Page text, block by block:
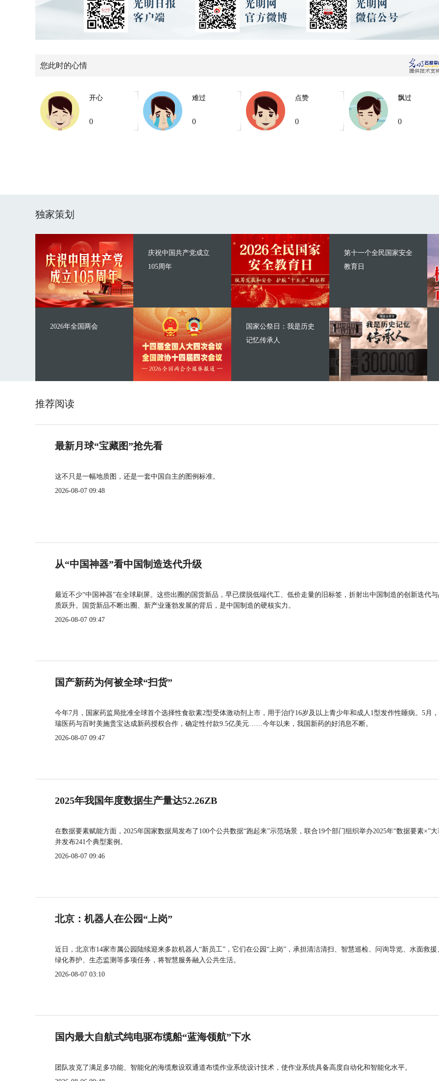
您此时的心情
开心
0
难过
0
点赞
0
飘过
0
独家策划
庆祝中国共产党成立
105周年
2026年全国两会
第十一个全民国家安全
教育日
国家公祭日：我是历史
记忆传承人
推荐阅读
最新月球“宝藏图”抢先看
这不只是一幅地质图，还是一套中国自主的图例标准。
2026-08-07 09:48
从“中国神器”看中国制造迭代升级
最近不少“中国神器”在全球刷屏。这些出圈的国货新品，早已摆脱低端代工、低价走量的旧标签，折射出中国制造的创新迭代
质跃升。国货新品不断出圈、新产业蓬勃发展的背后，是中国制造的硬核实力。
2026-08-07 09:47
国产新药为何被全球“扫货”
今年7月，国家药监局批准全球首个选择性食欲素2型受体激动剂上市，用于治疗16岁及以上青少年和成人1型发作性睡病。5月
瑞医药与百时美施贵宝达成新药授权合作，确定性付款9.5亿美元……今年以来，我国新药的好消息不断。
2026-08-07 09:47
2025年我国年度数据生产量达52.26ZB
在数据要素赋能方面，2025年国家数据局发布了100个公共数据“跑起来”示范场景，联合19个部门组织举办2025年“数据要素×”大
并发布241个典型案例。
2026-08-07 09:46
北京：机器人在公园“上岗”
近日，北京市14家市属公园陆续迎来多款机器人“新员工”，它们在公园“上岗”，承担清洁清扫、智慧巡检、问询导览、水面救援
绿化养护、生态监测等多项任务，将智慧服务融入公共生活。
2026-08-07 03:10
国内最大自航式纯电驱布缆船“蓝海领航”下水
团队攻克了满足多功能、智能化的海缆敷设双通道布缆作业系统设计技术，使作业系统具备高度自动化和智能化水平。